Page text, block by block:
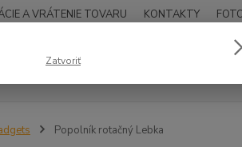
A VRÁTENIE TOVARU KONTAKTY
Hľadať
Popolník rotačný Lebka
Zatvoriť